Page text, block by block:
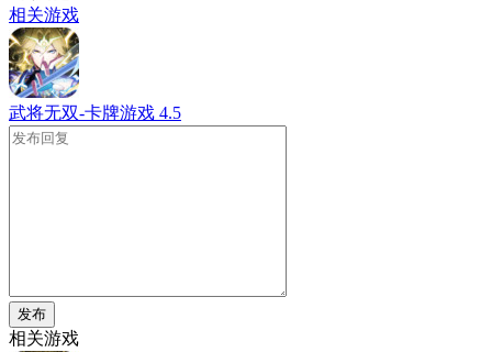
相关游戏
武将无双-卡牌游戏 4.5
发布
相关游戏